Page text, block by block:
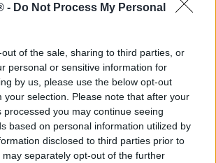
- Do Not Process My Personal
of the sale, sharing to third parties, or
personal or sensitive information for
by us, please use the below opt-out
your selection. Please note that after your
processed you may continue seeing
based on personal information utilized by
disclosed to third parties prior to
separately opt-out of the further
Brauhaus Schreckenskammer
Épuisé